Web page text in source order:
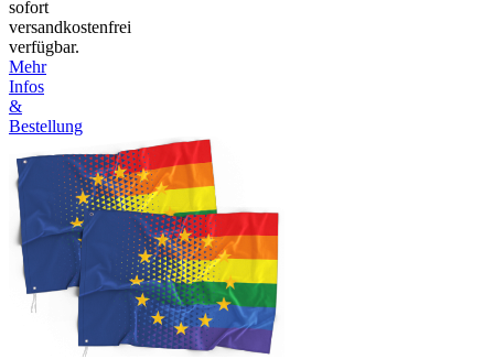
sofort
versandkostenfrei
verfügbar.
Mehr
Infos
&
Bestellung